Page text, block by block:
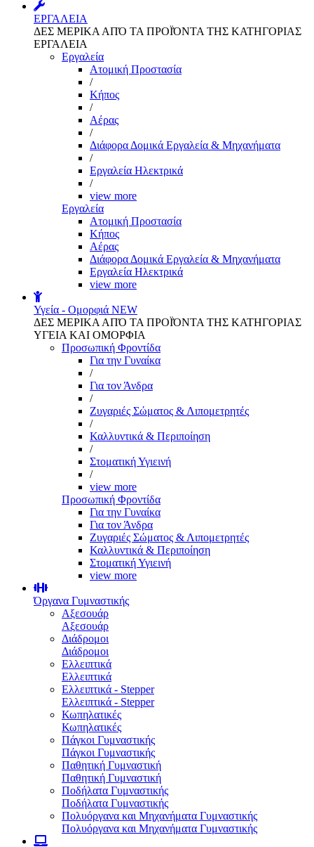
ΕΡΓΑΛΕΙΑ
ΔΕΣ ΜΕΡΙΚΑ ΑΠΌ ΤΑ ΠΡΟΪΌΝΤΑ ΤΗΣ ΚΑΤΗΓΟΡΙΑΣ
ΕΡΓΑΛΕΙΑ
Εργαλεία
Aτομική Προστασία
/
Kήπος
/
Αέρας
/
Διάφορα Δομικά Εργαλεία & Μηχανήματα
/
Εργαλεία Ηλεκτρικά
/
view more
Εργαλεία
Aτομική Προστασία
Kήπος
Αέρας
Διάφορα Δομικά Εργαλεία & Μηχανήματα
Εργαλεία Ηλεκτρικά
view more
Υγεία - Ομορφιά NEW
ΔΕΣ ΜΕΡΙΚΑ ΑΠΌ ΤΑ ΠΡΟΪΌΝΤΑ ΤΗΣ ΚΑΤΗΓΟΡΙΑΣ
ΥΓΕΙΑ ΚΑΙ ΟΜΟΡΦΙΑ
Προσωπική Φροντίδα
Για την Γυναίκα
/
Για τον Άνδρα
/
Ζυγαριές Σώματος & Λιπομετρητές
/
Καλλυντικά & Περιποίηση
/
Στοματική Υγιεινή
/
view more
Προσωπική Φροντίδα
Για την Γυναίκα
Για τον Άνδρα
Ζυγαριές Σώματος & Λιπομετρητές
Καλλυντικά & Περιποίηση
Στοματική Υγιεινή
view more
Όργανα Γυμναστικής
Αξεσουάρ
Αξεσουάρ
Διάδρομοι
Διάδρομοι
Ελλειπτικά
Ελλειπτικά
Ελλειπτικά - Stepper
Ελλειπτικά - Stepper
Κωπηλατικές
Κωπηλατικές
Πάγκοι Γυμναστικής
Πάγκοι Γυμναστικής
Παθητική Γυμναστική
Παθητική Γυμναστική
Ποδήλατα Γυμναστικής
Ποδήλατα Γυμναστικής
Πολυόργανα και Μηχανήματα Γυμναστικής
Πολυόργανα και Μηχανήματα Γυμναστικής